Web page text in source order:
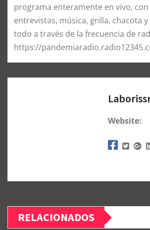
programa enteramente en vivo,
entrevistas, música, grilla, chacota
todo a través de la frecuencia de
https://
Website:
RELACIONADOS